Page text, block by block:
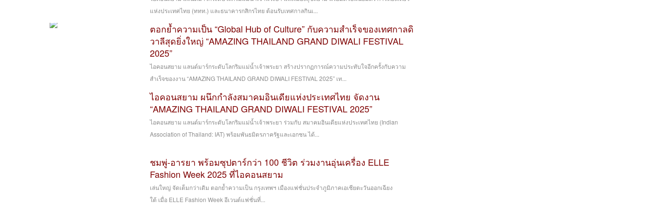
แห่งประเทศไทย (ททท.) และธนาคารกสิกรไทย ต้อนรับเทศกาลกินเ...
ตอกย้ำความเป็น “Global Hub of Culture” กับความสำเร็จของเทศกาลดิ
วาลีสุดยิ่งใหญ่ “AMAZING THAILAND GRAND DIWALI FESTIVAL
2025”
ไอคอนสยาม แลนด์มาร์กระดับโลกริมแม่น้ำเจ้าพระยา สร้างปรากฏการณ์ความประทับใจอีกครั้งกับความ
สำเร็จของงาน “AMAZING THAILAND GRAND DIWALI FESTIVAL 2025” เท...
ไอคอนสยาม ผนึกกำลังสมาคมอินเดียแห่งประเทศไทย จัดงาน
“AMAZING THAILAND GRAND DIWALI FESTIVAL 2025”
ไอคอนสยาม แลนด์มาร์กระดับโลกริมแม่น้ำเจ้าพระยา ร่วมกับ สมาคมอินเดียแห่งประเทศไทย (Indian
Association of Thailand: IAT) พร้อมพันธมิตรภาครัฐและเอกชน ได้...
ชมพู่-อารยา พร้อมซุปตาร์กว่า 100 ชีวิต ร่วมงานอุ่นเครื่อง ELLE
Fashion Week 2025 ที่ไอคอนสยาม
เล่นใหญ่ จัดเต็มกว่าเดิม ตอกย้ำความเป็น กรุงเทพฯ เมืองแฟชั่นประจำภูมิภาคเอเชียตะวันออกเฉียง
ใต้ เมื่อ ELLE Fashion Week อีเวนต์แฟชั่นที่...